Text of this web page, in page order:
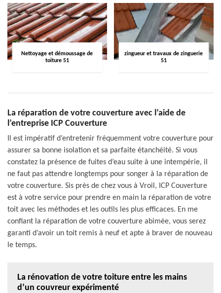
Nettoyage et démoussage de
toiture 51
zingueur et travaux de zinguerie
51
La réparation de votre couverture avec l’aide de
l’entreprise ICP Couverture
Il est impératif d’entretenir fréquemment votre couverture pour
assurer sa bonne isolation et sa parfaite étanchéité. Si vous
constatez la présence de fuites d’eau suite à une intempérie, il
ne faut pas attendre longtemps pour songer à la réparation de
votre couverture. Sis près de chez vous à Vroil, ICP Couverture
est à votre service pour prendre en main la réparation de votre
toit avec les méthodes et les outils les plus efficaces. En me
confiant la réparation de votre couverture abimée, vous serez
garanti d’avoir un toit remis à neuf et apte à braver de nouveau
le temps.
La rénovation de votre toiture entre les mains
d’un couvreur expérimenté